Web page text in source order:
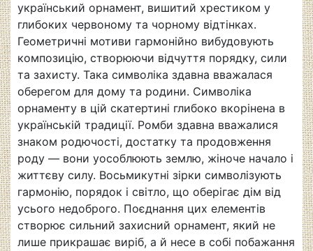
український орнамент, вишитий хрестиком у
глибоких червоному та чорному відтінках.
Геометричні мотиви гармонійно вибудовують
композицію, створюючи відчуття порядку, сили
та захисту. Така символіка здавна вважалася
оберегом для дому та родини. Символіка
орнаменту в цій скатертині глибоко вкорінена в
українській традиції. Ромби здавна вважалися
знаком родючості, достатку та продовження
роду — вони уособлюють землю, жіноче начало і
життєву силу. Восьмикутні зірки символізують
гармонію, порядок і світло, що оберігає дім від
усього недоброго. Поєднання цих елементів
створює сильний захисний орнамент, який не
лише прикрашає виріб, а й несе в собі побажання